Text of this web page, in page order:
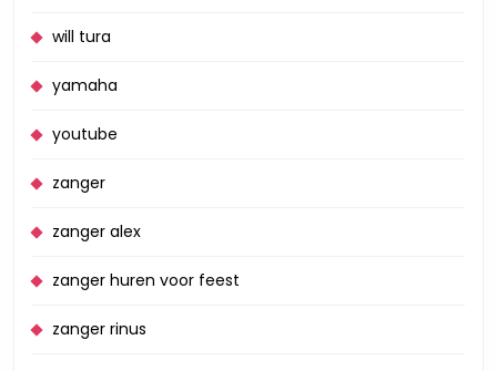
will tura
yamaha
youtube
zanger
zanger alex
zanger huren voor feest
zanger rinus